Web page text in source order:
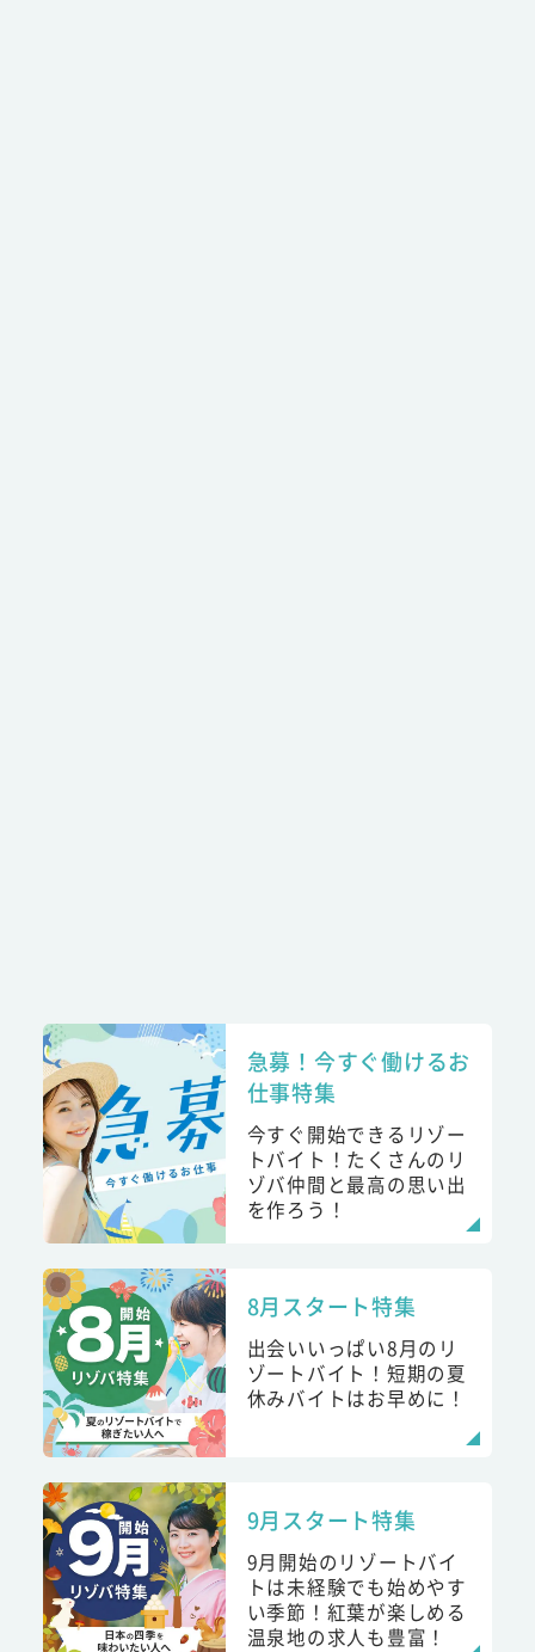
急募！今すぐ働けるお
仕事特集
今すぐ開始できるリゾー
トバイト！たくさんのリ
ゾバ仲間と最高の思い出
を作ろう！
8月スタート特集
出会いいっぱい8月のリ
ゾートバイト！短期の夏
休みバイトはお早めに！
9月スタート特集
9月開始のリゾートバイ
トは未経験でも始めやす
い季節！紅葉が楽しめる
温泉地の求人も豊富！